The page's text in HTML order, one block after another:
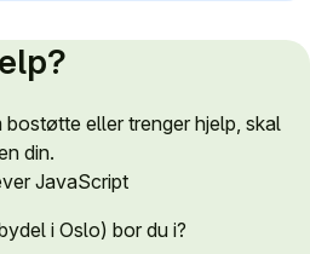
bostøtte eller trenger hjelp, skal
din.
JavaScript
i Oslo) bor du i?